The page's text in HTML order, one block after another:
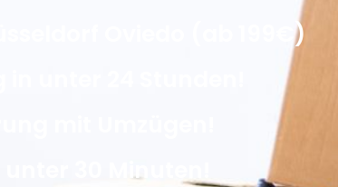
Oviedo (ab 199€)
unter 24 Stunden!
mit Umzügen!
30 Minuten!